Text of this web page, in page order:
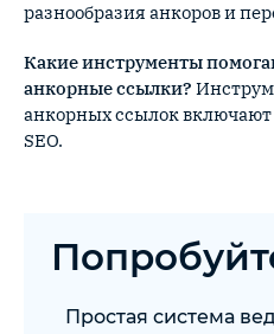
разнообразия анкоров и
Какие инструменты
анкорные ссылки?
анкорных ссылок включают
SEO.
Простая система